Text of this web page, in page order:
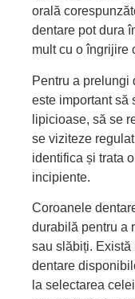
orală
dentare pot dura
mult cu o îngrijire
Pentru a prelungi
este important să
lipicioase, să se
se viziteze
identifica și trata
incipiente.
Coroanele
durabilă pentru a
sau slăbiți. Există
dentare
la selectarea